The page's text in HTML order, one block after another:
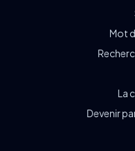
Mot
La
Devenir